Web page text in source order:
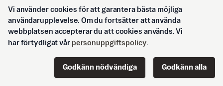
Vanliga frågor och svar
Exklusiv artikelserie
Vi använder cookies för att garantera bästa möjliga
användarupplevelse. Om du fortsätter att använda
webbplatsen accepterar du att cookies används. Vi
har förtydligat vår personuppgiftspolicy.
Godkänn nödvändiga Godkänn alla